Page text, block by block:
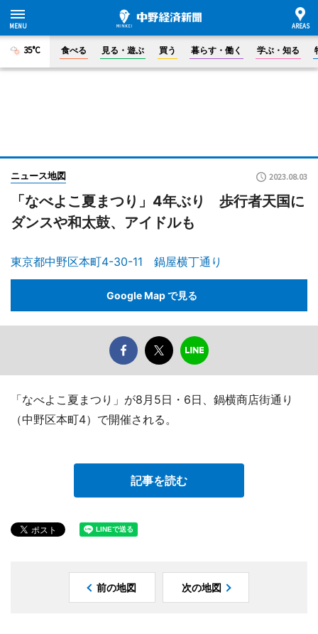
35°C 食べる 見る・遊ぶ 買う 暮らす・働く 学ぶ・知る
ニュース地図 2023.08.03
「なべよこ夏まつり」4年ぶり 歩行者天国に
ダンスや和太鼓、アイドルも
東京都中野区本町4-30-11 鍋屋横丁通り
Google Map で見る
「なべよこ夏まつり」が8月5日・6日、鍋横商店街通り
（中野区本町4）で開催される。
記事を読む
前の地図 次の地図